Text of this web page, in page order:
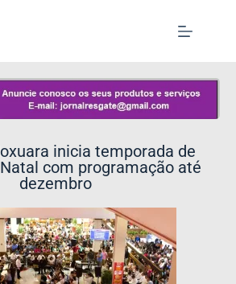
inicia temporada de
com programação até
dezembro